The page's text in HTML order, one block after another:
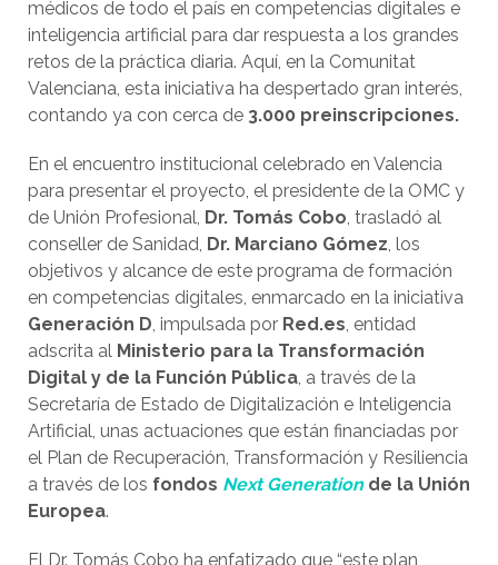
médicos de todo el país en competencias digitales e
inteligencia artificial para dar respuesta a los grandes
retos de la práctica diaria. Aquí, en la Comunitat
Valenciana, esta iniciativa ha despertado gran interés,
contando ya con cerca de 3.000 preinscripciones.
En el encuentro institucional celebrado en Valencia
para presentar el proyecto, el presidente de la OMC y
de Unión Profesional, Dr. Tomás Cobo, trasladó al
conseller de Sanidad, Dr. Marciano Gómez, los
objetivos y alcance de este programa de formación
en competencias digitales, enmarcado en la iniciativa
Generación D, impulsada por Red.es, entidad
adscrita al Ministerio para la Transformación
Digital y de la Función Pública, a través de la
Secretaría de Estado de Digitalización e Inteligencia
Artificial, unas actuaciones que están financiadas por
el Plan de Recuperación, Transformación y Resiliencia
a través de los fondos Next Generationde la Unión
Europea.
El Dr. Tomás Cobo ha enfatizado que “este plan